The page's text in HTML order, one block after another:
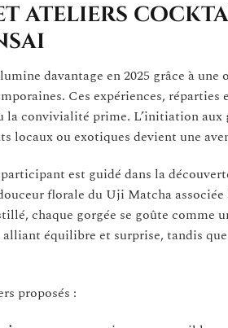
ateliers
davantage en 2025 grâce à
Ces expériences,
la convivialité prime. L’initiation
locaux ou exotiques devient une
participant est guidé dans la
florale du Uji Matcha
chaque gorgée se goûte
équilibre et surprise, tandis
proposés :